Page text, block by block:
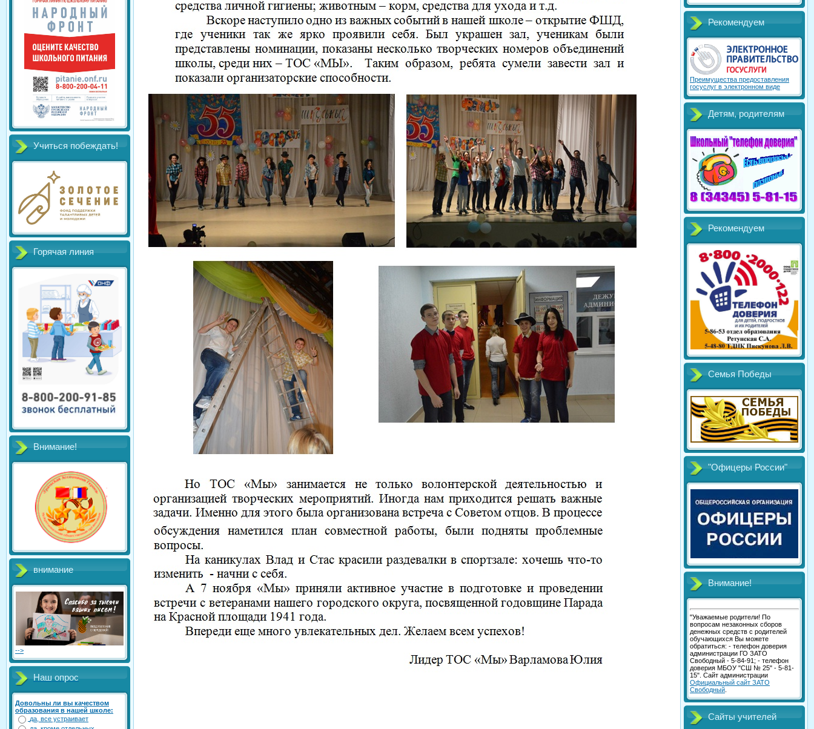
Учиться побеждать!
Горячая линия
Внимание!
внимание
-->
Наш опрос
Довольны ли вы качеством
образования в нашей школе:
да, все устраивает
Рекомендуем
Преимущества предоставления
госуслуг в электронном виде
Детям, родителям
Рекомендуем
Семья Победы
"Офицеры России"
Внимание!
"Уважаемые родители! По
вопросам незаконных сборов
денежных средств с родителей
обучающихся Вы можете
обратиться: - телефон доверия
администрации ГО ЗАТО
Свободный - 5-84-91; - телефон
доверия МБОУ "СШ № 25" - 5-81-
15". Сайт администрации
Официальный сайт ЗАТО
Свободный
Сайты учителей